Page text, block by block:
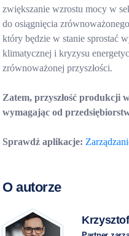
zwiększanie wzrostu mocy w
do osiągnięcia
który będzie w stanie sprostać
klimatycznej i kryzysu
zrównoważonej przyszłości.
Zatem, przyszłość produkcji
wymagając od
Sprawdź aplikacje:
O autorze